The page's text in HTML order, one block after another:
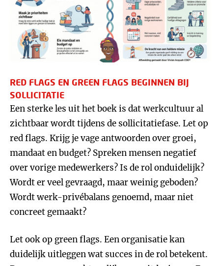
RED FLAGS EN GREEN FLAGS BEGINNEN BIJ
SOLLICITATIE
Een sterke les uit het boek is dat werkcultuur al
zichtbaar wordt tijdens de sollicitatiefase. Let op
red flags. Krijg je vage antwoorden over groei,
mandaat en budget? Spreken mensen negatief
over vorige medewerkers? Is de rol onduidelijk?
Wordt er veel gevraagd, maar weinig geboden?
Wordt werk-privébalans genoemd, maar niet
concreet gemaakt?
Let ook op green flags. Een organisatie kan
duidelijk uitleggen wat succes in de rol betekent.